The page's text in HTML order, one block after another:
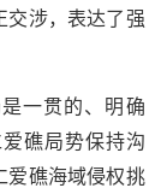
交涉，表达了强
一贯的、明确
礁局势保持沟
爱礁海域侵权挑